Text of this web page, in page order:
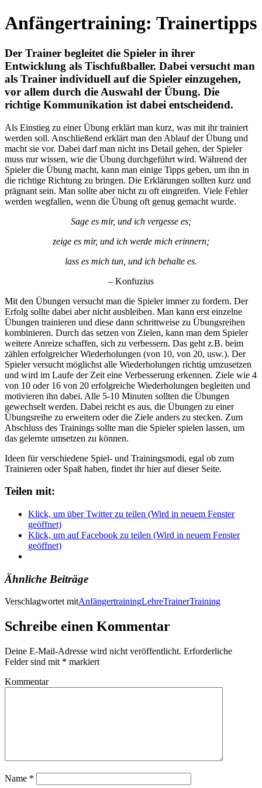
Anfängertraining: Trainertipps
Der Trainer begleitet die Spieler in ihrer
Entwicklung als Tischfußballer. Dabei versucht man
als Trainer individuell auf die Spieler einzugehen,
vor allem durch die Auswahl der Übung. Die
richtige Kommunikation ist dabei entscheidend.
Als Einstieg zu einer Übung erklärt man kurz, was mit ihr trainiert
werden soll. Anschließend erklärt man den Ablauf der Übung und
macht sie vor. Dabei darf man nicht ins Detail gehen, der Spieler
muss nur wissen, wie die Übung durchgeführt wird. Während der
Spieler die Übung macht, kann man einige Tipps geben, um ihn in
die richtige Richtung zu bringen. Die Erklärungen sollten kurz und
prägnant sein. Man sollte aber nicht zu oft eingreifen. Viele Fehler
werden wegfallen, wenn die Übung oft genug gemacht wurde.
Sage es mir, und ich vergesse es;
zeige es mir, und ich werde mich erinnern;
lass es mich tun, und ich behalte es.
– Konfuzius
Mit den Übungen versucht man die Spieler immer zu fordern. Der
Erfolg sollte dabei aber nicht ausbleiben. Man kann erst einzelne
Übungen trainieren und diese dann schrittweise zu Übungsreihen
kombinieren. Durch das setzen von Zielen, kann man dem Spieler
weitere Anreize schaffen, sich zu verbessern. Das geht z.B. beim
zählen erfolgreicher Wiederholungen (von 10, von 20, usw.). Der
Spieler versucht möglichst alle Wiederholungen richtig umzusetzen
und wird im Laufe der Zeit eine Verbesserung erkennen. Ziele wie 4
von 10 oder 16 von 20 erfolgreiche Wiederholungen begleiten und
motivieren ihn dabei. Alle 5-10 Minuten sollten die Übungen
gewechselt werden. Dabei reicht es aus, die Übungen zu einer
Übungsreihe zu erweitern oder die Ziele anders zu stecken. Zum
Abschluss des Trainings sollte man die Spieler spielen lassen, um
das gelernte umsetzen zu können.
Ideen für verschiedene Spiel- und Trainingsmodi, egal ob zum
Trainieren oder Spaß haben, findet ihr hier auf dieser Seite.
Teilen mit:
Klick, um über Twitter zu teilen (Wird in neuem Fenster
geöffnet)
Klick, um auf Facebook zu teilen (Wird in neuem Fenster
geöffnet)
Ähnliche Beiträge
Verschlagwortet mitAnfängertrainingLehreTrainerTraining
Schreibe einen Kommentar
Deine E-Mail-Adresse wird nicht veröffentlicht. Erforderliche
Felder sind mit * markiert
Kommentar
Name *